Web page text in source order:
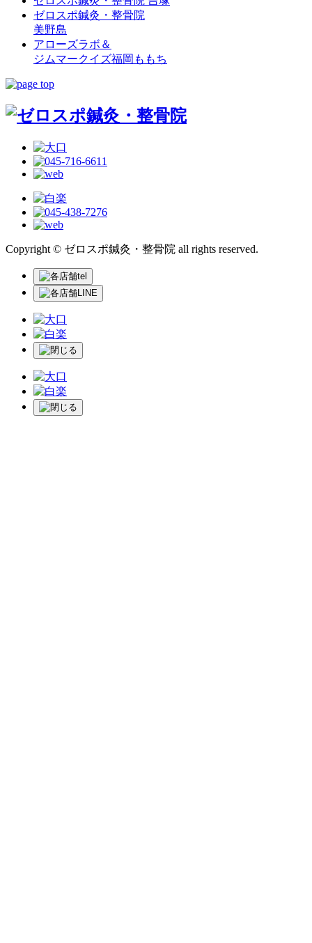
ゼロスポ鍼灸・整骨院
美野島
アローズラボ＆
ジムマークイズ福岡ももち
Copyright © ゼロスポ鍼灸・整骨院 all rights reserved.